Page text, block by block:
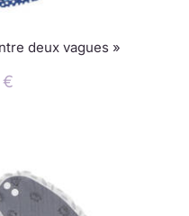
deux vagues »
€